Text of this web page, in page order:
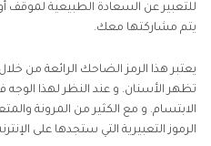
للتعبير عن السعادة الطبيعية
يتم مشاركتها معك.
يعتبر هذا الرمز الضاحك الرائعة من
تظهر الأسنان. و عند النظر لهذا
الابتسام. و مع الكثير من المرونة
الرموز التعبيرية التي ستجدها على